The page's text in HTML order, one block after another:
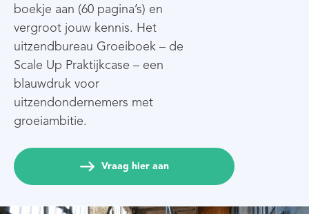
boekje aan (60 pagina’s) en
vergroot jouw kennis. Het
uitzendbureau Groeiboek – de
Scale Up Praktijkcase – een
blauwdruk voor
uitzendondernemers met
groeiambitie.
Vraag hier aan